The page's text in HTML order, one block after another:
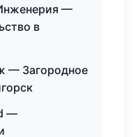
—
в
— Загородное
—